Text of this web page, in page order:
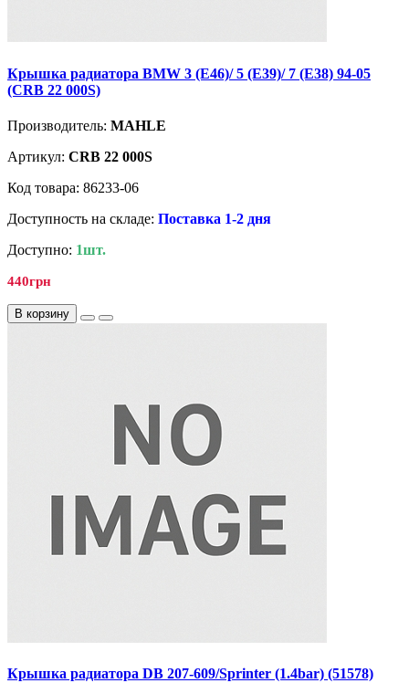
Крышка радиатора BMW 3 (E46)/ 5 (E39)/ 7 (E38) 94-05
(CRB 22 000S)
Производитель: MAHLE
Артикул: CRB 22 000S
Код товара: 86233-06
Доступность на складе: Поставка 1-2 дня
Доступно: 1шт.
440грн
В корзину
Крышка радиатора DB 207-609/Sprinter (1.4bar) (51578)